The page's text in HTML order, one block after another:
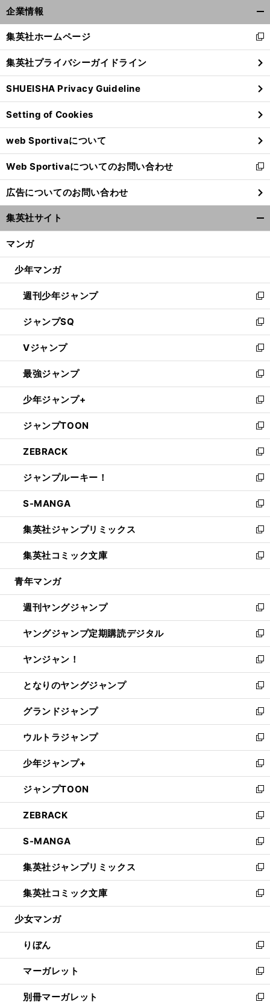
。
企業情報
閉
る
集英社ホームページ
新
し
い
ウ
ィ
ン
ド
ウ
で
開
く
集英社プライバシーガイドライン
SHUEISHA Privacy Guideline
Setting of Cookies
web Sportivaについて
Web Sportivaについてのお問い合わせ
新
し
い
ウ
ィ
ン
ウ
開
く
広告についてのお問い合わせ
集英社サイト
マンガ
少年マンガ
週刊少年ジャンプ
新
し
い
ウ
ィ
ン
ド
ウ
で
開
く
ジャンプSQ
新
し
い
ウ
ィ
ン
ド
ウ
で
開
く
Vジャンプ
新
し
い
ウ
ィ
ン
ド
ウ
で
開
く
最強ジャンプ
新
し
い
ウ
ィ
ン
ド
ウ
で
開
く
少年ジャンプ+
新
し
い
ウ
ィ
ン
ド
ウ
で
開
く
ジャンプTOON
新
し
い
ウ
ィ
ン
ド
ウ
で
開
く
ZEBRACK
新
し
い
ウ
ィ
ン
ド
ウ
で
開
ジャンプルーキー！
新
し
い
ウ
ィ
ン
ド
ウ
開
く
S-MANGA
新
し
い
ウ
ィ
ン
ウ
で
開
く
集英社ジャンプリミックス
新
し
い
ウ
ン
ド
ウ
で
開
く
集英社コミック文庫
新
し
ウ
ィ
ン
ド
ウ
で
開
く
青年マンガ
週刊ヤングジャンプ
新
し
い
ウ
ィ
ン
ド
ウ
で
開
く
ヤングジャンプ定期購読デジタル
新
し
い
ウ
ィ
ン
ド
ウ
で
開
く
ヤンジャン！
新
し
い
ウ
ィ
ン
ド
ウ
で
開
く
となりのヤングジャンプ
新
し
い
ウ
ィ
ン
ド
ウ
で
開
く
グランドジャンプ
新
し
い
ウ
ィ
ン
ド
ウ
で
開
く
ウルトラジャンプ
新
し
い
ウ
ィ
ン
ド
ウ
で
開
く
少年ジャンプ+
新
し
い
ウ
ィ
ン
ド
ウ
で
開
く
ジャンプTOON
新
し
い
ウ
ィ
ン
ド
ウ
で
開
ZEBRACK
新
し
い
ウ
ィ
ン
ド
ウ
開
く
S-MANGA
新
し
い
ウ
ィ
ン
ウ
で
開
く
集英社ジャンプリミックス
新
し
い
ウ
ン
ド
ウ
で
開
く
集英社コミック文庫
新
し
ウ
ィ
ン
ド
ウ
で
少女マンガ
りぼん
新
し
い
ウ
ィ
マーガレット
新
し
い
別冊マーガレット 新